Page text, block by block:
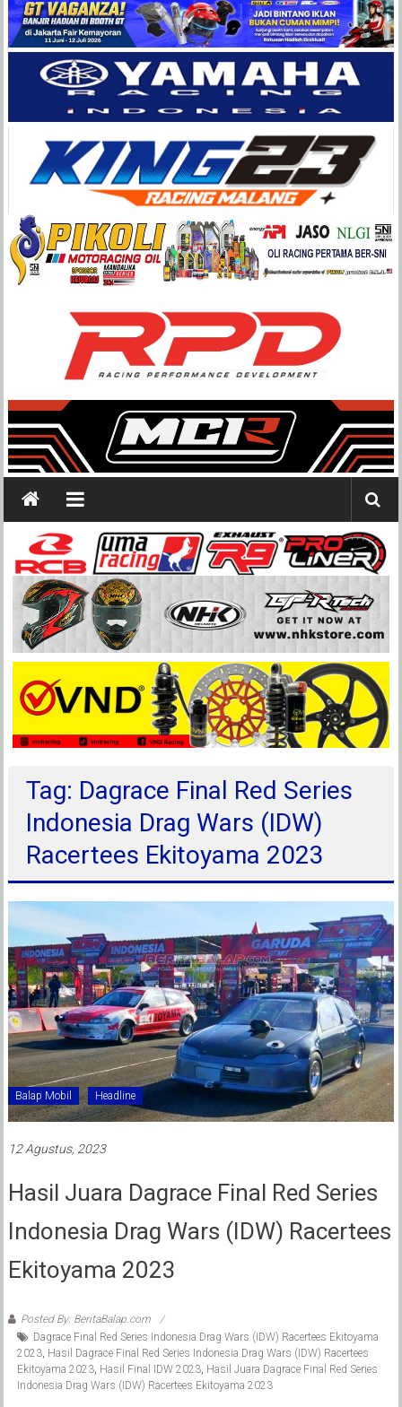
Balap
Paling
Lengkap
Tag: Dagrace Final Red Series
Indonesia Drag Wars (IDW)
Racertees Ekitoyama 2023
Balap Mobil Headline
12 Agustus, 2023
Hasil Juara Dagrace Final Red Series
Indonesia Drag Wars (IDW) Racertees
Ekitoyama 2023
Posted By: BeritaBalap.com
Dagrace Final Red Series Indonesia Drag Wars (IDW) Racertees Ekitoyama
2023, Hasil Dagrace Final Red Series Indonesia Drag Wars (IDW) Racertees
Ekitoyama 2023, Hasil Final IDW 2023, Hasil Juara Dagrace Final Red Series
Indonesia Drag Wars (IDW) Racertees Ekitoyama 2023